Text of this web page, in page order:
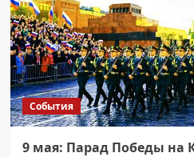
События
9 мая: Парад Победы на